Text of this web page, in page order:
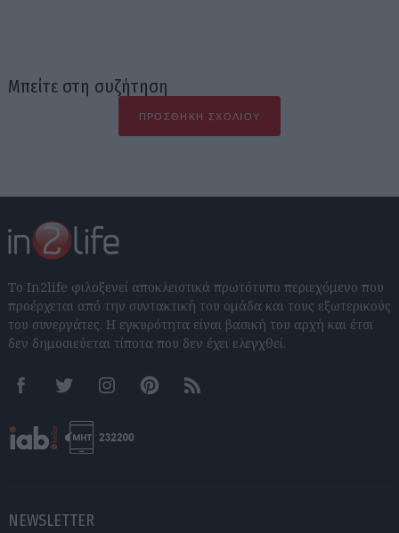
Μπείτε στη συζήτηση
ΠΡΟΣΘΉΚΗ ΣΧΟΛΊΟΥ
Το In2life φιλοξενεί αποκλειστικά πρωτότυπο περιεχόμενο που
προέρχεται από την συντακτική του ομάδα και τους εξωτερικούς
του συνεργάτες. Η εγκυρότητα είναι βασική του αρχή και έτσι
δεν δημοσιεύεται τίποτα που δεν έχει ελεγχθεί.
FacebookTwitter InstagramPinterestRSS feeds
NEWSLETTER